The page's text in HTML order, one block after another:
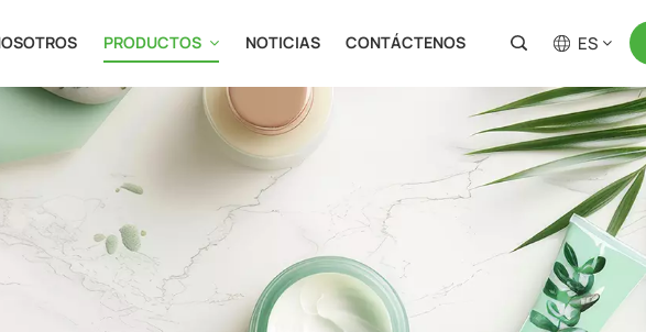
PRODUCTOS NOTICIAS CONTÁCTENOS ES
en
fr